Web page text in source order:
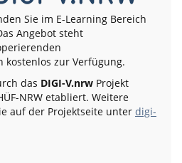
Sie im E-Learning Bereich
Angebot steht
kostenlos zur Verfügung.
das DIGI-V.nrw Projekt
NRW etabliert. Weitere
auf der Projektseite unter digi-